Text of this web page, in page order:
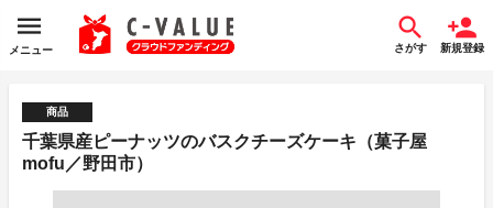
メニュー さがす 新規登録
商品
千葉県産ピーナッツのバスクチーズケーキ（菓子屋
mofu／野田市）